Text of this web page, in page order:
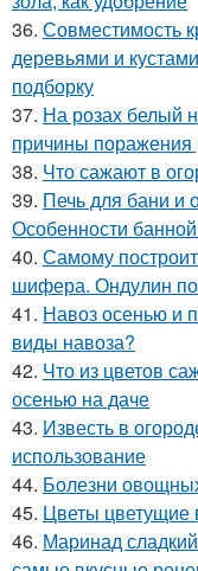
36. Совместимость
деревьями и
подборку
37. На розах белый
причины поражения
38. Что сажают в
39. Печь для бани и
Особенности
40. Самому
шифера. Ондулин
41. Навоз осенью и
виды навоза?
42. Что из цветов
осенью на даче
43. Известь в
использование
44. Болезни
45. Цветы цветущие
46. Маринад